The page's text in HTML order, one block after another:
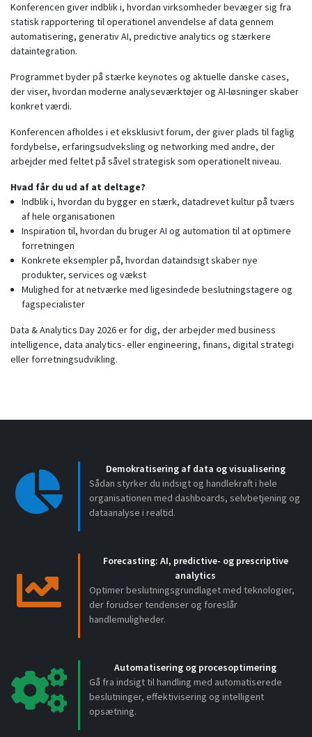
Konferencen giver indblik i, hvordan virksomheder bevæger sig fra
statisk rapportering til operationel anvendelse af data gennem
automatisering, generativ AI, predictive analytics og stærkere
dataintegration.
Programmet byder på stærke keynotes og aktuelle danske cases,
der viser, hvordan moderne analyseværktøjer og AI-løsninger skaber
konkret værdi.
Konferencen afholdes i et eksklusivt forum, der giver plads til faglig
fordybelse, erfaringsudveksling og networking med andre, der
arbejder med feltet på såvel strategisk som operationelt niveau.
Hvad får du ud af at deltage?
Indblik i, hvordan du bygger en stærk, datadrevet kultur på tværs
af hele organisationen
Inspiration til, hvordan du bruger AI og automation til at optimere
forretningen
Konkrete eksempler på, hvordan dataindsigt skaber nye
produkter, services og vækst
Mulighed for at netværke med ligesindede beslutningstagere og
fagspecialister
Data & Analytics Day 2026 er for dig, der arbejder med business
intelligence, data analytics- eller engineering, finans, digital strategi
eller forretningsudvikling.
Demokratisering af data og visualisering
Sådan styrker du indsigt og handlekraft i hele
organisationen med dashboards, selvbetjening og
dataanalyse i realtid.
Forecasting: AI, predictive- og prescriptive
analytics
Optimer beslutningsgrundlaget med teknologier,
der forudser tendenser og foreslår
handlemuligheder.
Automatisering og procesoptimering
Gå fra indsigt til handling med automatiserede
beslutninger, effektivisering og intelligent
opsætning.